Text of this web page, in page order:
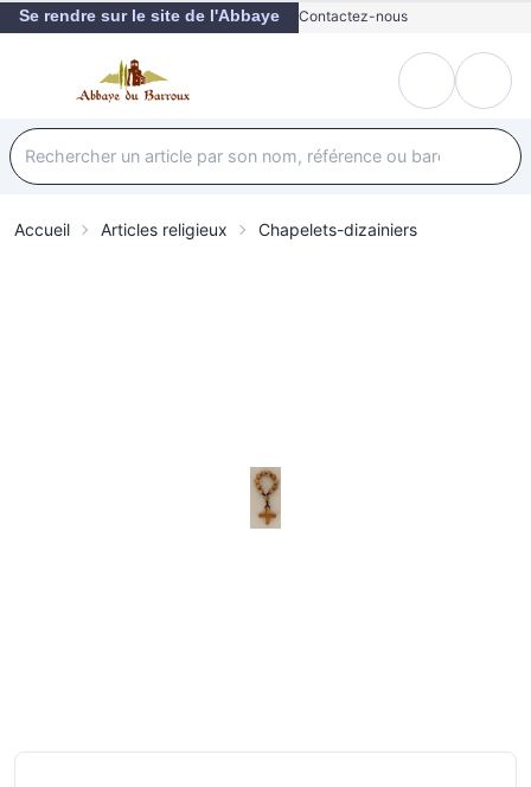
Se rendre sur le site de l'Abbaye Contactez-nous
Accueil Articles religieux Chapelets-dizainiers